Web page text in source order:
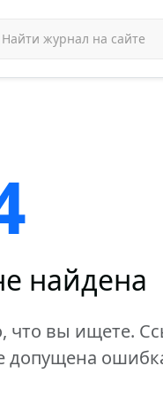
найдена
что вы ищете.
допущена